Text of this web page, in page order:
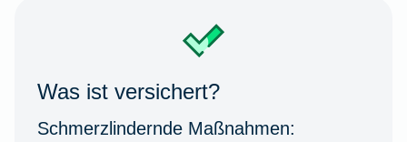
Was ist versichert?
Schmerzlindernde Maßnahmen: